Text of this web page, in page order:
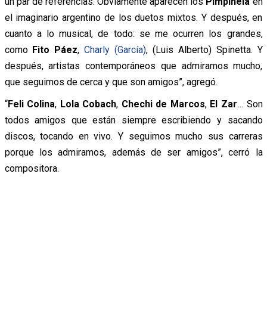
el imaginario argentino de los duetos mixtos. Y después, en
cuanto a lo musical, de todo: se me ocurren los grandes,
como Fito Páez,Charly (García), (Luis Alberto) Spinetta. Y
después, artistas contemporáneos que admiramos mucho,
que seguimos de cerca y que son amigos”, agregó.
“Feli Colina, Lola Cobach, Chechi de Marcos, El Zar… Son
todos amigos que están siempre escribiendo y sacando
discos, tocando en vivo. Y seguimos mucho sus carreras
porque los admiramos, además de ser amigos”, cerró la
compositora.